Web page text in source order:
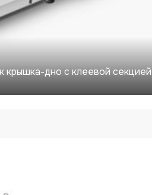
крышка-дно с клеевой секцией